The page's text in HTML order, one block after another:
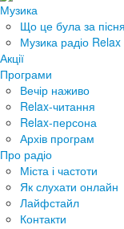
Музика
Що це була за
Музика радіо Relax
Акції
Програми
Вечір наживо
Relax-читання
Relax-персона
Архів програм
Про радіо
Міста і частоти
Як слухати онлайн
Лайфстайл
Контакти